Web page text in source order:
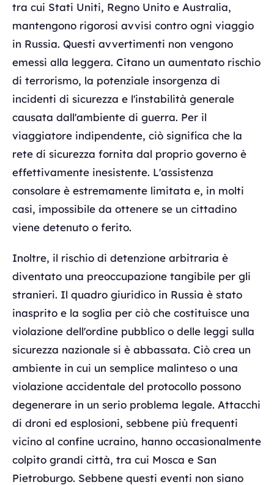
tra cui Stati Uniti, Regno Unito e Australia,
mantengono rigorosi avvisi contro ogni viaggio
in Russia. Questi avvertimenti non vengono
emessi alla leggera. Citano un aumentato rischio
di terrorismo, la potenziale insorgenza di
incidenti di sicurezza e l'instabilità generale
causata dall'ambiente di guerra. Per il
viaggiatore indipendente, ciò significa che la
rete di sicurezza fornita dal proprio governo è
effettivamente inesistente. L'assistenza
consolare è estremamente limitata e, in molti
casi, impossibile da ottenere se un cittadino
viene detenuto o ferito.
Inoltre, il rischio di detenzione arbitraria è
diventato una preoccupazione tangibile per gli
stranieri. Il quadro giuridico in Russia è stato
inasprito e la soglia per ciò che costituisce una
violazione dell'ordine pubblico o delle leggi sulla
sicurezza nazionale si è abbassata. Ciò crea un
ambiente in cui un semplice malinteso o una
violazione accidentale del protocollo possono
degenerare in un serio problema legale. Attacchi
di droni ed esplosioni, sebbene più frequenti
vicino al confine ucraino, hanno occasionalmente
colpito grandi città, tra cui Mosca e San
Pietroburgo. Sebbene questi eventi non siano